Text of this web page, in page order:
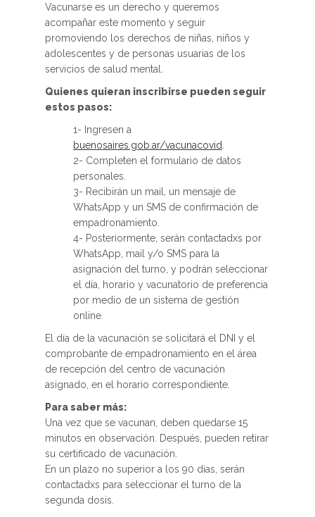
Vacunarse es un derecho y queremos
acompañar este momento y seguir
promoviendo los derechos de niñas, niños y
adolescentes y de personas usuarias de los
servicios de salud mental.
Quienes quieran inscribirse pueden seguir
estos pasos:
1- Ingresen a
buenosaires.gob.ar/vacunacovid.
2- Completen el formulario de datos
personales.
3- Recibirán un mail, un mensaje de
WhatsApp y un SMS de confirmación de
empadronamiento.
4- Posteriormente, serán contactadxs por
WhatsApp, mail y/o SMS para la
asignación del turno, y podrán seleccionar
el día, horario y vacunatorio de preferencia
por medio de un sistema de gestión
online.
El día de la vacunación se solicitará el DNI y el
comprobante de empadronamiento en el área
de recepción del centro de vacunación
asignado, en el horario correspondiente.
Para saber más:
Una vez que se vacunan, deben quedarse 15
minutos en observación. Después, pueden retirar
su certificado de vacunación.
En un plazo no superior a los 90 días, serán
contactadxs para seleccionar el turno de la
segunda dosis.